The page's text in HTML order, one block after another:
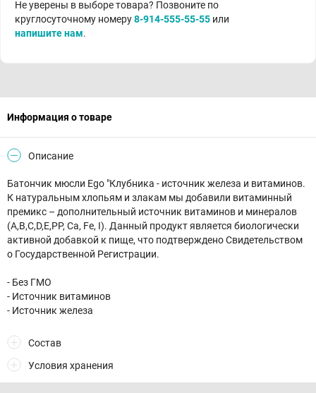
Не уверены в выборе товара? Позвоните по
круглосуточному номеру8-914-555-55-55 или
напишите нам.
Информация о товаре
Описание
Батончик мюсли Ego "Клубника - источник железа и витаминов.
К натуральным хлопьям и злакам мы добавили витаминный
премикс – дополнительный источник витаминов и минералов
(A,B,C,D,E,PP, Ca, Fe, I). Данный продукт является биологически
активной добавкой к пище, что подтверждено Свидетельством
о Государственной Регистрации.
- Без ГМО
- Источник витаминов
- Источник железа
Состав
Условия хранения